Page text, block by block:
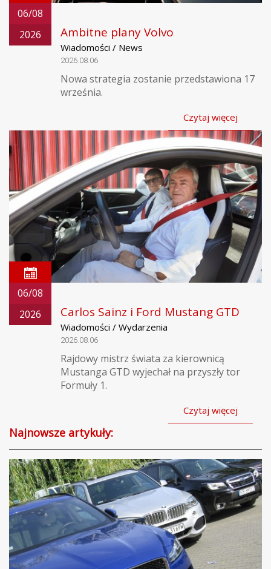
06/08
2026
Ambitne plany Volvo
Wiadomości / News
2026.08.06
Nowa strategia zostanie przedstawiona 17
września.
Czytaj więcej
06/08
2026
Carlos Sainz i Ford Mustang GTD
Wiadomości / Wydarzenia
2026.08.06
Rajdowy mistrz świata za kierownicą
Mustanga GTD wyjechał na przyszły tor
Formuły 1.
Czytaj więcej
Najnowsze artykuły: